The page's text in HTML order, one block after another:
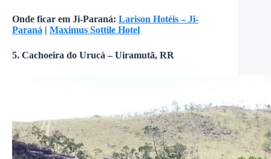
Onde ficar em Ji-Paraná: Larison Hotéis – Ji-
Paraná | Maximus Sottile Hotel
5. Cachoeira do Urucá – Uiramutã, RR